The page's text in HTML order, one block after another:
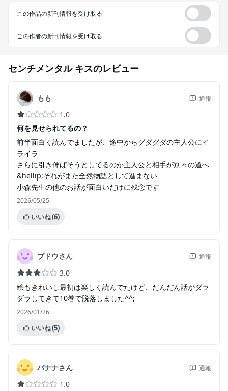
この作品の新刊情報を受け取る
この作者の新刊情報を受け取る
センチメンタル キスのレビュー
もも 通報
1.0
何を見せられてるの？
前半面白く読んでましたが、途中からグダグダの主人公にイ
ライラ
さらに引き伸ばそうとしてるのか主人公と相手が別々の道へ
&hellip;それがまた全然物語として進まない
小森先生の他のお話が面白いだけに残念です
2026/05/25
いいね(6)
ブドウさん 通報
3.0
絵もきれいし最初は楽しく読んでたけど、だんだん話がダラ
ダラしてきて10巻で脱落しました^^;
2026/01/26
いいね(5)
バナナさん 通報
1.0